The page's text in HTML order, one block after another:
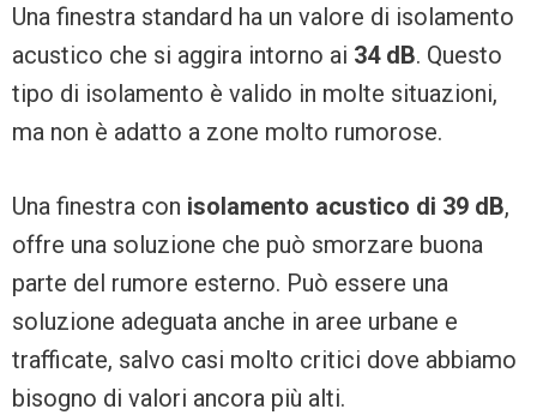
Una finestra standard ha un valore di isolamento
acustico che si aggira intorno ai 34 dB. Questo
tipo di isolamento è valido in molte situazioni,
ma non è adatto a zone molto rumorose.
Una finestra con isolamento acustico di 39 dB,
offre una soluzione che può smorzare buona
parte del rumore esterno. Può essere una
soluzione adeguata anche in aree urbane e
trafficate, salvo casi molto critici dove abbiamo
bisogno di valori ancora più alti.